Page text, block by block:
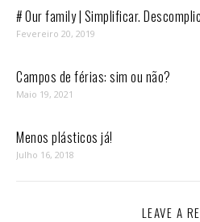
# Our family | Simplificar.
Fevereiro 20, 2019
Campos de férias: sim ou não?
Maio 19, 2021
Menos plásticos já!
Julho 16, 2018
LEAVE A